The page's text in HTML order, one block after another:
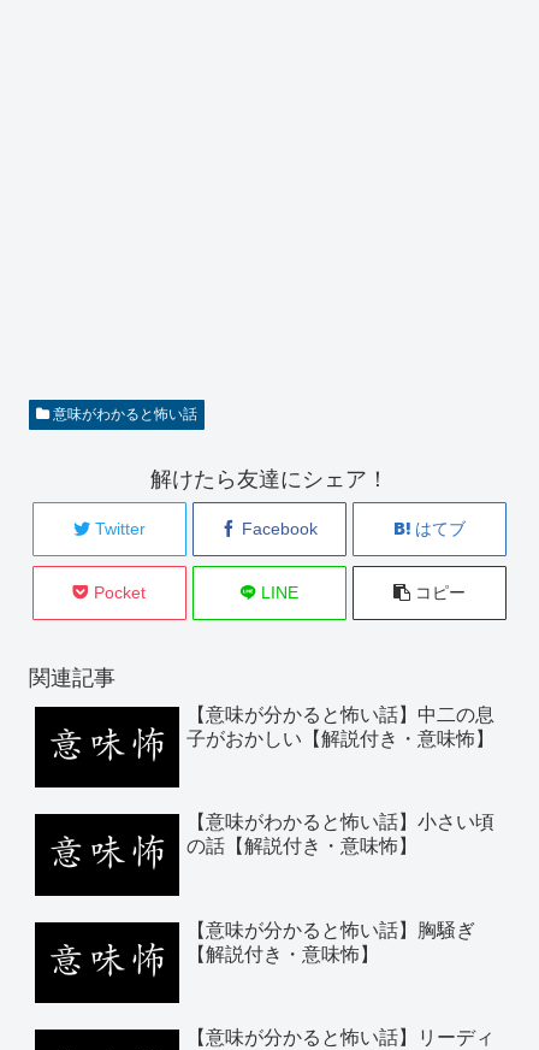
意味がわかると怖い話
解けたら友達にシェア！
Twitter Facebook はてブ
Pocket LINE コピー
関連記事
【意味が分かると怖い話】中二の息
子がおかしい【解説付き・意味怖】
【意味がわかると怖い話】小さい頃
の話【解説付き・意味怖】
【意味が分かると怖い話】胸騒ぎ
【解説付き・意味怖】
【意味が分かると怖い話】リーディ